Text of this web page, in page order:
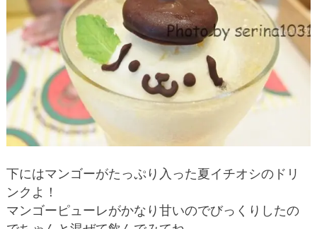
下にはマンゴーがたっぷり入った夏イチオシのドリ
ンクよ！
マンゴーピューレがかなり甘いのでびっくりしたの